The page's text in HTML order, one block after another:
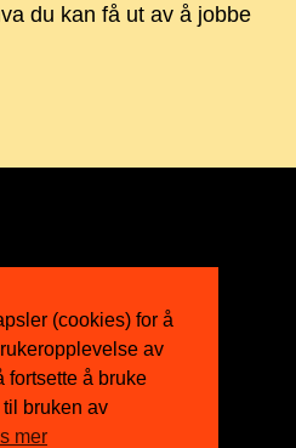
(cookies) for å
av
fortsette å bruke
bruken av
mer
du kan få ut av å jobbe
Twitter
Facebook